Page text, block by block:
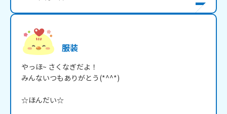
服装
やっほ~ さくなぎだよ！
みんないつもありがとう(*^^*)
☆ほんだい☆